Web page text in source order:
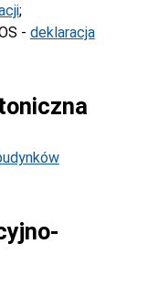
;
- deklaracja